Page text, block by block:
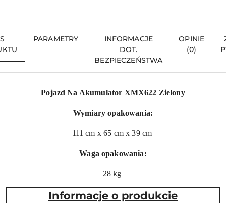
PARAMETRY
INFORMACJE
DOT.
BEZPIECZEŃSTWA
OPINIE
(0)
Pojazd Na Akumulator XMX622 Zielony
Wymiary opakowania:
111 cm x 65 cm x 39 cm
Waga opakowania:
28 kg
Informacje o produkcie